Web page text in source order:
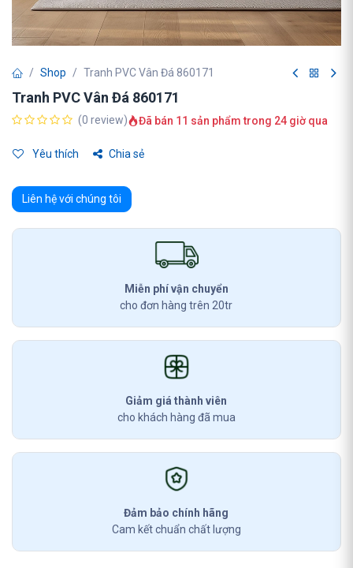
Shop Tranh PVC Vân Đá 860171
Tranh PVC Vân Đá 860171
(0 review) Đã bán 11 sản phẩm trong 24 giờ qua
Yêu thích Chia sẻ
Liên hệ với chúng tôi
Miễn phí vận chuyển
cho đơn hàng trên 20tr
Giảm giá thành viên
cho khách hàng đã mua
Đảm bảo chính hãng
Cam kết chuẩn chất lượng